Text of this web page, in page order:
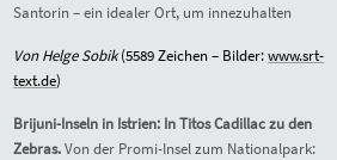
Santorin – ein idealer Ort, um innezuhalten
Von Helge Sobik (5589Zeichen – Bilder:www.srt-
text.de)
Brijuni-Inseln in Istrien: In Titos Cadillac zu den
Zebras.Von der Promi-Insel zum Nationalpark: